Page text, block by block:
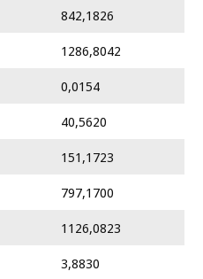
842,1826
1286,8042
0,0154
40,5620
151,1723
797,1700
1126,0823
3,8830